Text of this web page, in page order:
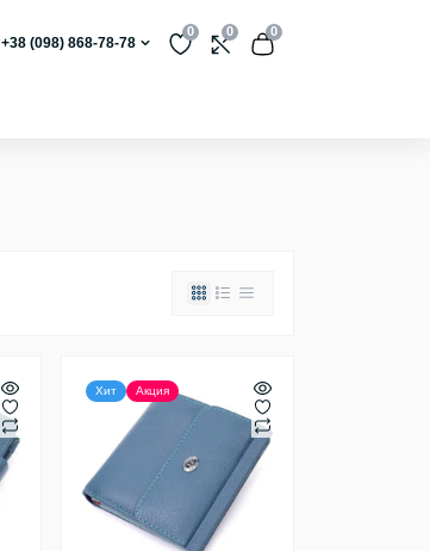
+38 (098) 868-78-78
0 0 0
Хит Акция